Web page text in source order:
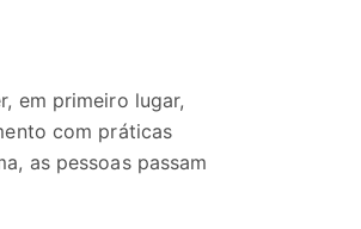
em primeiro lugar,
com práticas
as pessoas passam